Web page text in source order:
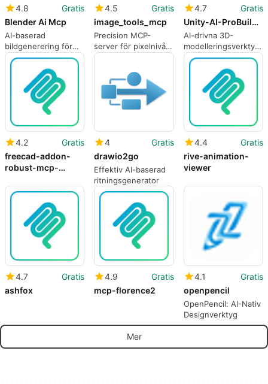
4.8
Gratis
Blender Ai Mcp
AI-baserad
bildgenerering för
Blender
4.5
Gratis
image_tools_mcp
Precision MCP-
server för pixelnivå
bilddata och OCR
4.7
Gratis
Unity-AI-ProBuilder
AI-drivna 3D-
modelleringsverktyg
för Unity
4.2
Gratis
freecad-addon-
robust-mcp-
4
Gratis
drawio2go
Effektiv AI-baserad
ritningsgenerator
4.4
Gratis
rive-animation-
viewer
4.7
Gratis
ashfox
4.9
Gratis
mcp-florence2
4.1
Gratis
openpencil
OpenPencil: AI-Nativ
Designverktyg
Mer